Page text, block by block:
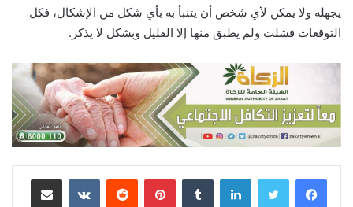
يجهله ولا يمكن لأي شخص أن يتنبأ به بأي شكل من الإشكال، فكل
التوقعات فشلت ولم يطبق منها إلا القليل وبشكل لا يذكر.
لينكدإن بينتيريست